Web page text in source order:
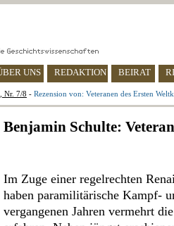
UNS REDAKTION BEIRAT
Nr. 7/8 - Rezension von: Veteranen des Ersten
Benjamin Schulte:
Im Zuge einer regelrechten
haben paramilitärische Kampf-
vergangenen Jahren vermehrt